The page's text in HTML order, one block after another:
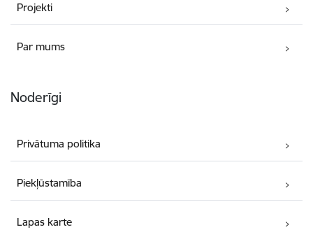
Projekti
Par mums
Noderīgi
Privātuma politika
Piekļūstamība
Lapas karte